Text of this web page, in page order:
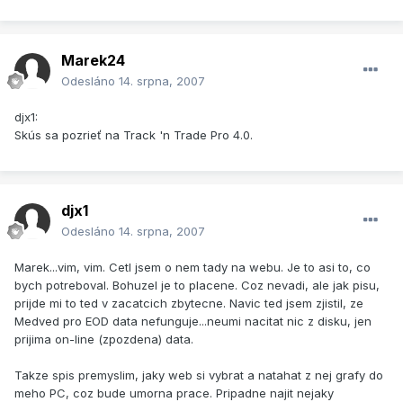
Marek24
Odesláno 14. srpna, 2007
djx1:
Skús sa pozrieť na Track 'n Trade Pro 4.0.
djx1
Odesláno 14. srpna, 2007
Marek...vim, vim. Cetl jsem o nem tady na webu. Je to asi to, co
bych potreboval. Bohuzel je to placene. Coz nevadi, ale jak pisu,
prijde mi to ted v zacatcich zbytecne. Navic ted jsem zjistil, ze
Medved pro EOD data nefunguje...neumi nacitat nic z disku, jen
prijima on-line (zpozdena) data.
Takze spis premyslim, jaky web si vybrat a natahat z nej grafy do
meho PC, coz bude umorna prace. Pripadne najit nejaky